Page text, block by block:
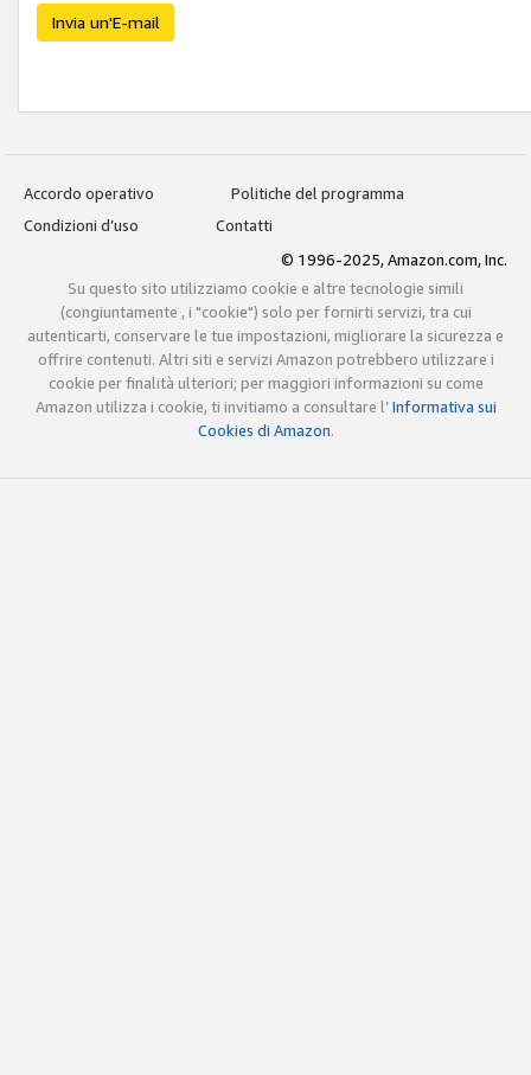
Invia un'E-mail
Accordo operativo
Politiche del programma
Condizioni d’uso
Contatti
© 1996-2025, Amazon.com, Inc.
Su questo sito utilizziamo cookie e altre tecnologie simili
(congiuntamente , i "cookie") solo per fornirti servizi, tra cui
autenticarti, conservare le tue impostazioni, migliorare la sicurezza e
offrire contenuti. Altri siti e servizi Amazon potrebbero utilizzare i
cookie per finalità ulteriori; per maggiori informazioni su come
Amazon utilizza i cookie, ti invitiamo a consultare l’Informativa sui
Cookies di Amazon.